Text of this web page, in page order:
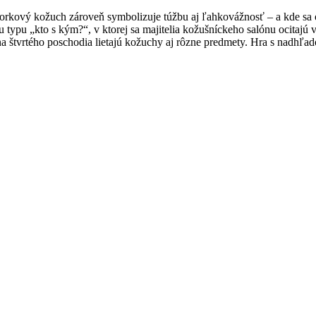
kožuch zároveň symbolizuje túžbu aj ľahkovážnosť – a kde
„kto s kým?“, v ktorej sa majitelia kožušníckeho salónu ocitajú
štvrtého poschodia lietajú kožuchy aj rôzne predmety. Hra s